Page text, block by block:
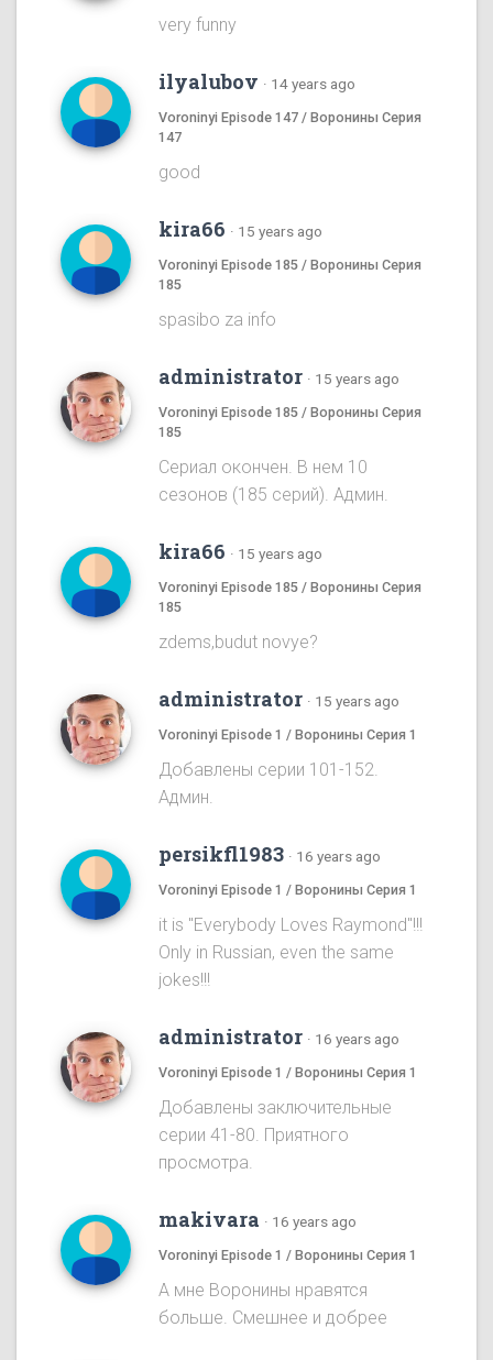
very funny
ilyalubov · 14 years ago
Voroninyi Episode 147 / Воронины Серия
147
good
kira66 · 15 years ago
Voroninyi Episode 185 / Воронины Серия
185
spasibo za info
administrator · 15 years ago
Voroninyi Episode 185 / Воронины Серия
185
Сериал окончен. В нем 10
сезонов (185 серий). Админ.
kira66 · 15 years ago
Voroninyi Episode 185 / Воронины Серия
185
zdems,budut novye?
administrator · 15 years ago
Voroninyi Episode 1 / Воронины Серия 1
Добавлены серии 101-152.
Админ.
persikfl1983 · 16 years ago
Voroninyi Episode 1 / Воронины Серия 1
it is "Everybody Loves Raymond"!!!
Only in Russian, even the same
jokes!!!
administrator · 16 years ago
Voroninyi Episode 1 / Воронины Серия 1
Добавлены заключительные
серии 41-80. Приятного
просмотра.
makivara · 16 years ago
Voroninyi Episode 1 / Воронины Серия 1
А мне Воронины нравятся
больше. Смешнее и добрее